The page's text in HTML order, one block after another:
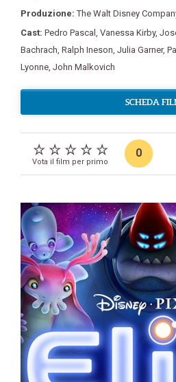
Produzione:The Walt Disney
Cast: Pedro Pascal Vanessa Kirby,
Bachrach Ralph Ineson Julia Garner,
Lyonne John Malkovich
SCHEDA
Vota il film per primo
0